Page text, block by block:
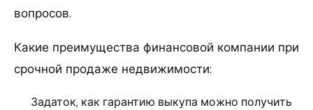
вопросов.
Какие преимущества финансовой компании при
срочной продаже недвижимости:
Задаток, как гарантию выкупа можно получить